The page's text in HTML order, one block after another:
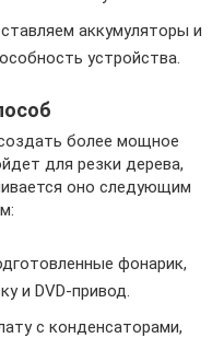
аккумуляторы и
устройства.
более мощное
для резки дерева,
оно следующим
фонарик,
и DVD-привод.
с конденсаторами,